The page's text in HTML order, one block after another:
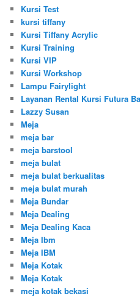
Kursi Test
kursi tiffany
Kursi Tiffany Acrylic
Kursi Training
Kursi VIP
Kursi Workshop
Lampu Fairylight
Layanan Rental Kursi Futura
Lazzy Susan
Meja
meja bar
meja barstool
meja bulat
meja bulat berkualitas
meja bulat murah
Meja Bundar
Meja Dealing
Meja Dealing Kaca
Meja Ibm
Meja IBM
Meja Kotak
Meja Kotak
meja kotak bekasi